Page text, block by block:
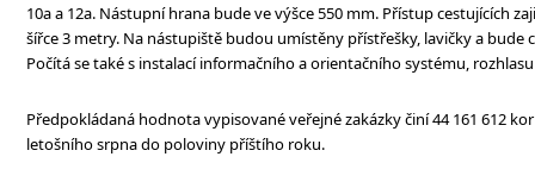
10a a 12a. Nástupní hrana bude ve výšce 550 mm. Přístup cestujících
šířce 3 metry. Na nástupiště budou umístěny přístřešky, lavičky a bude
Počítá se také s instalací informačního a orientačního systému,
Předpokládaná hodnota vypisované veřejné zakázky činí 44 161 612
letošního srpna do poloviny příštího roku.